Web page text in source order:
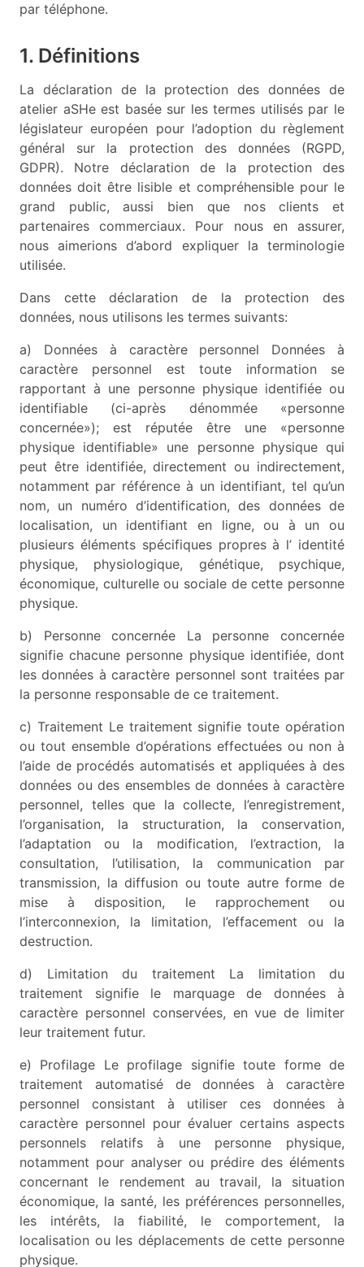
par téléphone.
1. Définitions
La déclaration de la protection des données de
atelier aSHe est basée sur les termes utilisés par le
législateur européen pour l’adoption du règlement
général sur la protection des données (RGPD,
GDPR). Notre déclaration de la protection des
données doit être lisible et compréhensible pour le
grand public, aussi bien que nos clients et
partenaires commerciaux. Pour nous en assurer,
nous aimerions d’abord expliquer la terminologie
utilisée.
Dans cette déclaration de la protection des
données, nous utilisons les termes suivants:
a) Données à caractère personnel Données à
caractère personnel est toute information se
rapportant à une personne physique identifiée ou
identifiable (ci-après dénommée «personne
concernée»); est réputée être une «personne
physique identifiable» une personne physique qui
peut être identifiée, directement ou indirectement,
notamment par référence à un identifiant, tel qu’un
nom, un numéro d’identification, des données de
localisation, un identifiant en ligne, ou à un ou
plusieurs éléments spécifiques propres à l’ identité
physique, physiologique, génétique, psychique,
économique, culturelle ou sociale de cette personne
physique.
b) Personne concernée La personne concernée
signifie chacune personne physique identifiée, dont
les données à caractère personnel sont traitées par
la personne responsable de ce traitement.
c) Traitement Le traitement signifie toute opération
ou tout ensemble d’opérations effectuées ou non à
l’aide de procédés automatisés et appliquées à des
données ou des ensembles de données à caractère
personnel, telles que la collecte, l’enregistrement,
l’organisation, la structuration, la conservation,
l’adaptation ou la modification, l’extraction, la
consultation, l’utilisation, la communication par
transmission, la diffusion ou toute autre forme de
mise à disposition, le rapprochement ou
l’interconnexion, la limitation, l’effacement ou la
destruction.
d) Limitation du traitement La limitation du
traitement signifie le marquage de données à
caractère personnel conservées, en vue de limiter
leur traitement futur.
e) Profilage Le profilage signifie toute forme de
traitement automatisé de données à caractère
personnel consistant à utiliser ces données à
caractère personnel pour évaluer certains aspects
personnels relatifs à une personne physique,
notamment pour analyser ou prédire des éléments
concernant le rendement au travail, la situation
économique, la santé, les préférences personnelles,
les intérêts, la fiabilité, le comportement, la
localisation ou les déplacements de cette personne
physique.